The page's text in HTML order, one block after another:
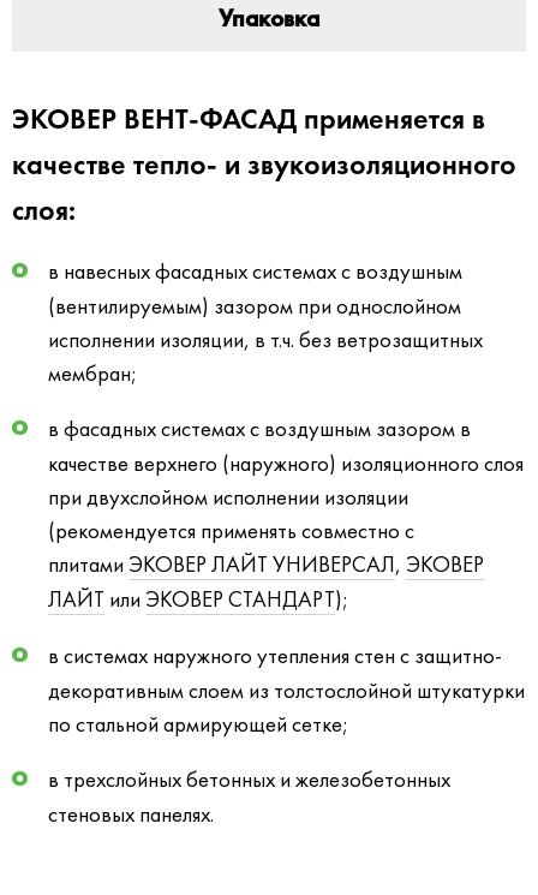
Упаковка
ЭКОВЕР ВЕНТ-ФАСАД применяется в
качестве тепло- и звукоизоляционного
слоя:
в навесных фасадных системах с воздушным
(вентилируемым) зазором при однослойном
исполнении изоляции, в т.ч. без ветрозащитных
мембран;
в фасадных системах с воздушным зазором в
качестве верхнего (наружного) изоляционного слоя
при двухслойном исполнении изоляции
(рекомендуется применять совместно с
плитами ЭКОВЕР ЛАЙТ УНИВЕРСАЛ, ЭКОВЕР
ЛАЙТ или ЭКОВЕР СТАНДАРТ);
в системах наружного утепления стен с защитно-
декоративным слоем из толстослойной штукатурки
по стальной армирующей сетке;
в трехслойных бетонных и железобетонных
стеновых панелях.